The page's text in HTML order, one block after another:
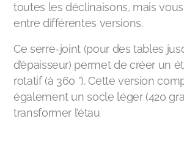
toutes les déclinaisons, mais
entre différentes versions.
Ce serre-joint (pour des tables
d’épaisseur) permet de créer un
rotatif (à 360 °). Cette version
également un socle léger (420
transformer l’étau